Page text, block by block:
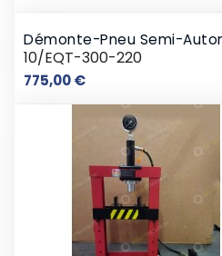
Démonte-Pneu Semi-
10/EQT-300-220
775,00 €Prix